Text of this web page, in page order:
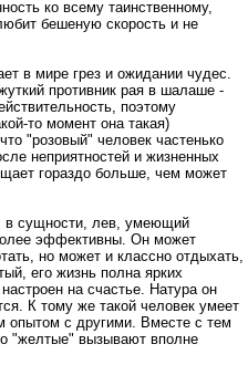
ко всему таинственному,
бешеную скорость и не
в мире грез и ожидании чудес.
противник рая в шалаше -
поэтому
то момент она такая)
"розовый" человек частенько
неприятностей и жизненных
гораздо больше, чем может
в сущности, лев, умеющий
эффективны. Он может
но может и классно отдыхать,
его жизнь полна ярких
на счастье. Натура он
К тому же такой человек умеет
опытом с другими. Вместе с тем
"желтые" вызывают вполне